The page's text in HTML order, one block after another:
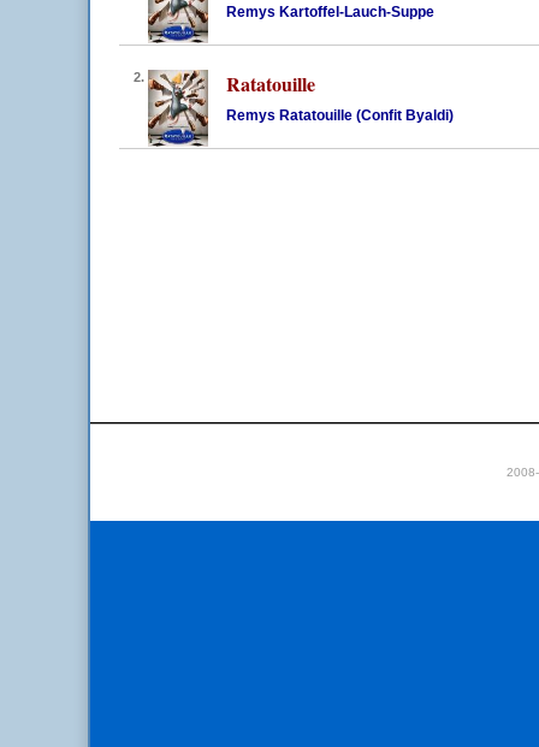
Remys Kartoffel-Lauch-Suppe
2. Ratatouille
Remys Ratatouille (Confit Byaldi)